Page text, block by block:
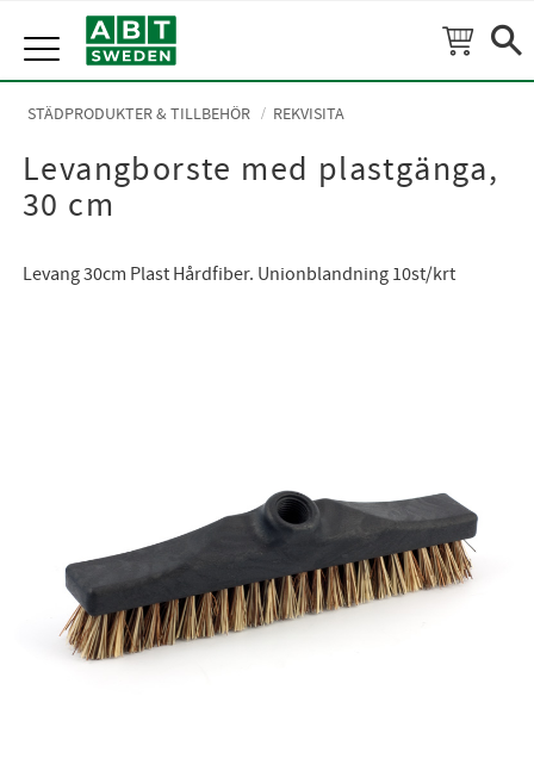
Meny
STÄDPRODUKTER & TILLBEHÖR REKVISITA
Levangborste med plastgänga,
30 cm
Levang 30cm Plast Hårdfiber. Unionblandning 10st/krt